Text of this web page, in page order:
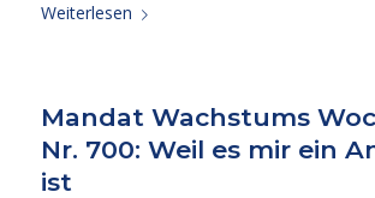
Weiterlesen
Mandat Wachstums
Nr. 700: Weil es mir ein
ist